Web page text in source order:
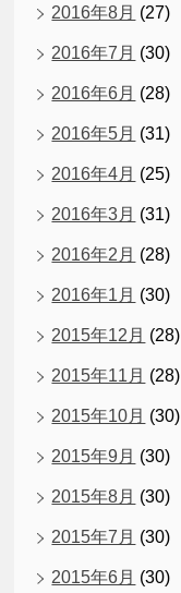
2016年8月 (27)
2016年7月 (30)
2016年6月 (28)
2016年5月 (31)
2016年4月 (25)
2016年3月 (31)
2016年2月 (28)
2016年1月 (30)
2015年12月 (28)
2015年11月 (28)
2015年10月 (30)
2015年9月 (30)
2015年8月 (30)
2015年7月 (30)
2015年6月 (30)